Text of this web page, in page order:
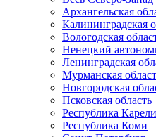
Архангельская
Калининградская
Вологодская
Ненецкий
Ленинградская
Мурманская
Новгородская
Псковская область
Республика
Республика Коми